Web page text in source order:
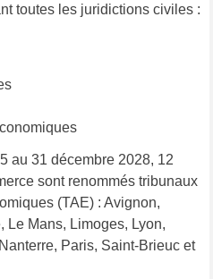
toutes les juridictions civiles :
au 31 décembre 2028, 12
sont renommés tribunaux
(TAE) : Avignon,
Le Mans, Limoges, Lyon,
Paris, Saint-Brieuc et